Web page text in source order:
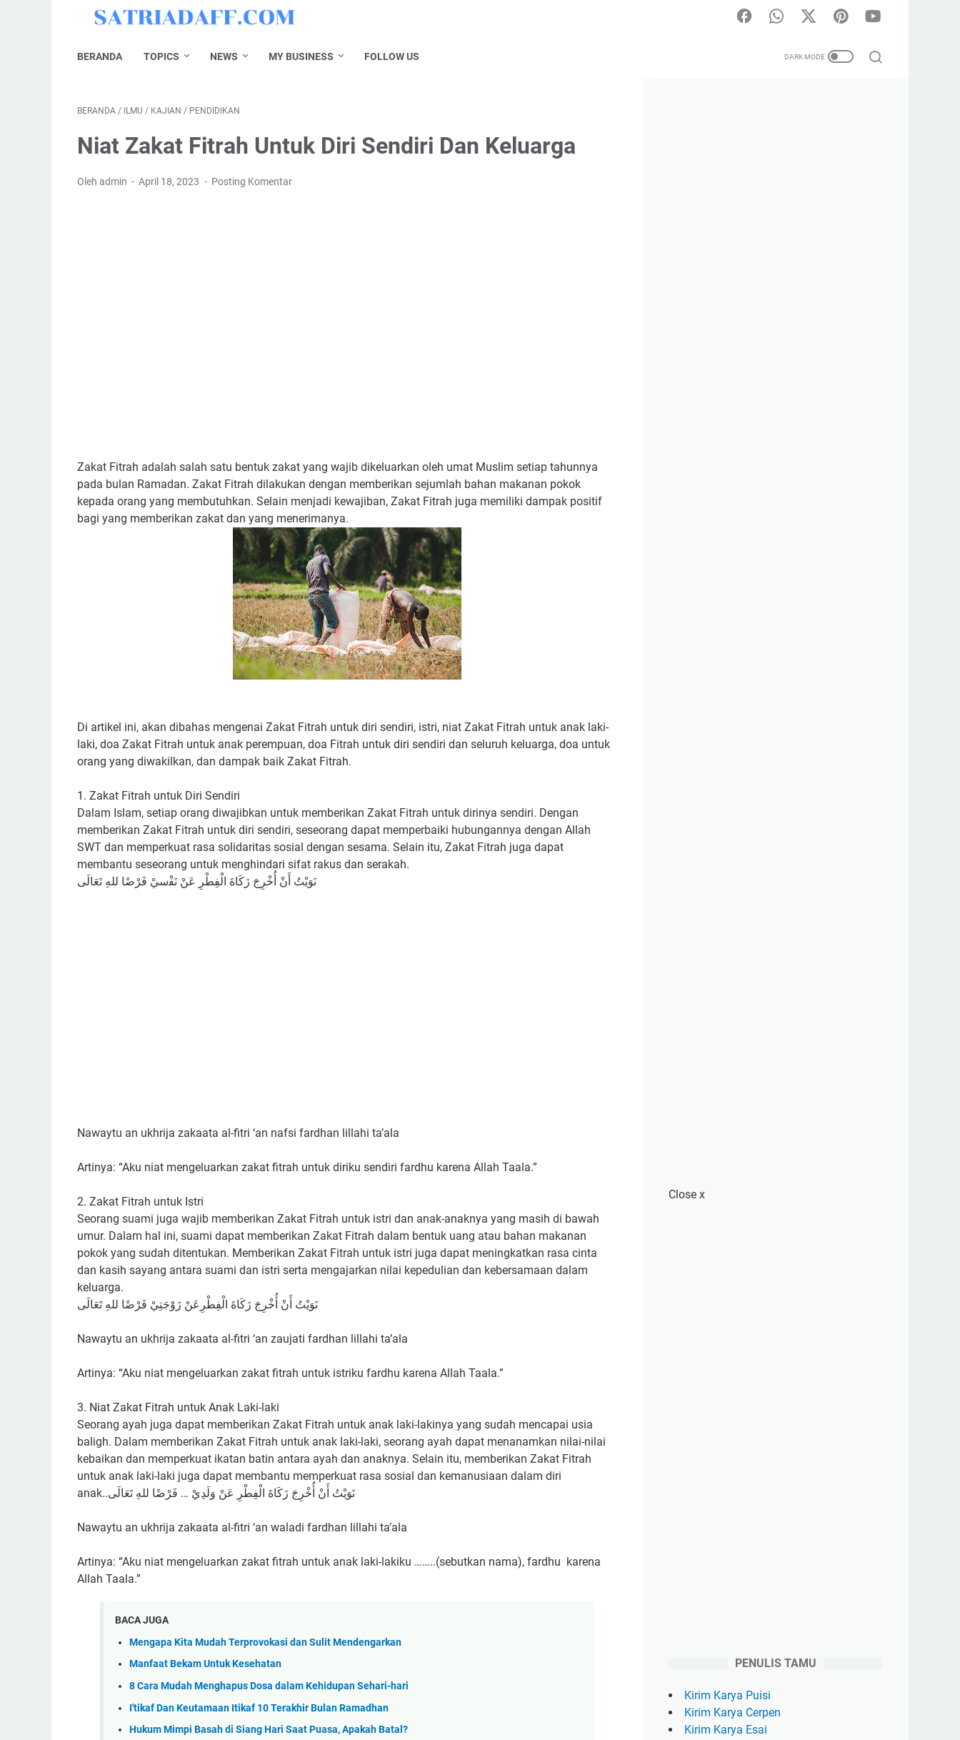
BERANDA TOPICS NEWS MY BUSINESS FOLLOW US
BERANDA / ILMU / KAJIAN / PENDIDIKAN
Niat Zakat Fitrah Untuk Diri Sendiri Dan Keluarga
Oleh admin April 18, 2023 Posting Komentar
Zakat Fitrah adalah salah satu bentuk zakat yang wajib dikeluarkan oleh umat Muslim setiap tahunnya
pada bulan Ramadan. Zakat Fitrah dilakukan dengan memberikan sejumlah bahan makanan pokok
kepada orang yang membutuhkan. Selain menjadi kewajiban, Zakat Fitrah juga memiliki dampak positif
bagi yang memberikan zakat dan yang menerimanya.
Di artikel ini, akan dibahas mengenai Zakat Fitrah untuk diri sendiri, istri, niat Zakat Fitrah untuk anak laki-
laki, doa Zakat Fitrah untuk anak perempuan, doa Fitrah untuk diri sendiri dan seluruh keluarga, doa untuk
orang yang diwakilkan, dan dampak baik Zakat Fitrah.
1. Zakat Fitrah untuk Diri Sendiri
Dalam Islam, setiap orang diwajibkan untuk memberikan Zakat Fitrah untuk dirinya sendiri. Dengan
memberikan Zakat Fitrah untuk diri sendiri, seseorang dapat memperbaiki hubungannya dengan Allah
SWT dan memperkuat rasa solidaritas sosial dengan sesama. Selain itu, Zakat Fitrah juga dapat
membantu seseorang untuk menghindari sifat rakus dan serakah.
ﻧَﻮَﻳْﺖُ أَﻥْ أُﺧْﺮِﺝَ ﺯَﻛَﺎﺓَ ﺍﻟْﻔِﻄْﺮِ ﻋَﻦْ ﻧَﻔْسيْ ﻓَﺮْﺿًﺎ ﻟﻠﻪِ ﺗَﻌَﺎﻟَﻰ
Nawaytu an ukhrija zakaata al-fitri ‘an nafsi fardhan lillahi ta’ala
Artinya: “Aku niat mengeluarkan zakat fitrah untuk diriku sendiri fardhu karena Allah Taala.”
2. Zakat Fitrah untuk Istri
Seorang suami juga wajib memberikan Zakat Fitrah untuk istri dan anak-anaknya yang masih di bawah
umur. Dalam hal ini, suami dapat memberikan Zakat Fitrah dalam bentuk uang atau bahan makanan
pokok yang sudah ditentukan. Memberikan Zakat Fitrah untuk istri juga dapat meningkatkan rasa cinta
dan kasih sayang antara suami dan istri serta mengajarkan nilai kepedulian dan kebersamaan dalam
keluarga.
ﻧَﻮَﻳْﺖُ ﺃَﻥْ ﺃُﺧْﺮِﺝَ ﺯَﻛَﺎﺓَ ﺍﻟْﻔِﻄْﺮِﻋَﻦْ ﺯَﻭْﺟَﺘِﻲْ ﻓَﺮْﺿًﺎ ﻟﻠﻪِ ﺗَﻌَﺎﻟَﻰ
Nawaytu an ukhrija zakaata al-fitri ‘an zaujati fardhan lillahi ta’ala
Artinya: “Aku niat mengeluarkan zakat fitrah untuk istriku fardhu karena Allah Taala.”
3. Niat Zakat Fitrah untuk Anak Laki-laki
Seorang ayah juga dapat memberikan Zakat Fitrah untuk anak laki-lakinya yang sudah mencapai usia
baligh. Dalam memberikan Zakat Fitrah untuk anak laki-laki, seorang ayah dapat menanamkan nilai-nilai
kebaikan dan memperkuat ikatan batin antara ayah dan anaknya. Selain itu, memberikan Zakat Fitrah
untuk anak laki-laki juga dapat membantu memperkuat rasa sosial dan kemanusiaan dalam diri
anak..ﻧَﻮَﻳْﺖُ ﺃَﻥْ ﺃُﺧْﺮِﺝَ ﺯَﻛَﺎﺓَ ﺍﻟْﻔِﻄْﺮِ ﻋَﻦْ ﻭَﻟَﺪِﻱْ … ﻓَﺮْﺿًﺎ ﻟﻠﻪِ ﺗَﻌَﺎﻟَﻰ
Nawaytu an ukhrija zakaata al-fitri ‘an waladi fardhan lillahi ta’ala
Artinya: “Aku niat mengeluarkan zakat fitrah untuk anak laki-lakiku ……..(sebutkan nama), fardhu karena
Allah Taala.”
BACA JUGA
Mengapa Kita Mudah Terprovokasi dan Sulit Mendengarkan
Manfaat Bekam Untuk Kesehatan
8 Cara Mudah Menghapus Dosa dalam Kehidupan Sehari-hari
I'tikaf Dan Keutamaan Itikaf 10 Terakhir Bulan Ramadhan
Hukum Mimpi Basah di Siang Hari Saat Puasa, Apakah Batal?
Close x
PENULIS TAMU
Kirim Karya Puisi
Kirim Karya Cerpen
Kirim Karya Esai